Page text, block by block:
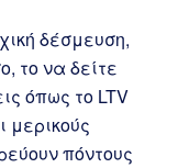
δέσμευση,
το να δείτε
όπως το LTV
μερικούς
πόντους